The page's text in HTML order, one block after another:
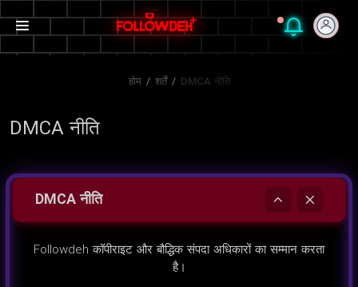
होम / शर्तें / DMCA नीति
DMCA नीति
DMCA नीति
Followdeh कॉपीराइट और बौद्धिक संपदा अधिकारों का सम्मान करता
है।